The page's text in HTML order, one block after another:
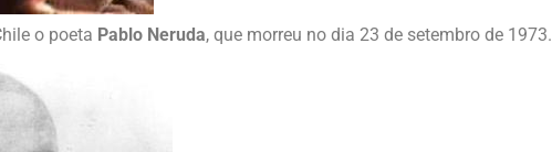
o poeta Pablo Neruda, que morreu no dia 23 de setembro de 1973.